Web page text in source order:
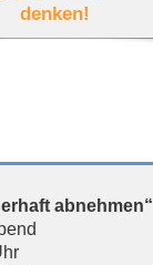
denken!
abnehmen“